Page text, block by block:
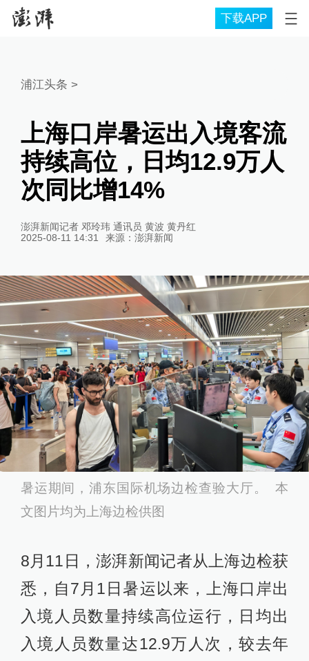
下载APP
浦江头条 >
上海口岸暑运出入境客流
持续高位，日均12.9万人
次同比增14%
澎湃新闻记者 邓玲玮 通讯员 黄波 黄丹红
2025-08-11 14:31
来源： 澎湃新闻
暑运期间，浦东国际机场边检查验大厅。 本
文图片均为上海边检供图
8月11日，澎湃新闻记者从上海边检获
悉，自7月1日暑运以来，上海口岸出
入境人员数量持续高位运行，日均出
入境人员数量达12.9万人次，较去年